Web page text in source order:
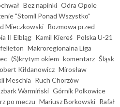
Bez napinki Odra Opole
"Stomil Ponad Wszystko"
Mieczkowski Rozmowa przed
II Elbląg Kamil Kiereś Polska U-21
felieton Makroregionalna Liga
(S)krytym okiem komentarz Śląsk
Kiłdanowicz Mirosław
Meschia Ruch Chorzów
Warmiński Górnik Polkowice
po meczu Mariusz Borkowski Rafał